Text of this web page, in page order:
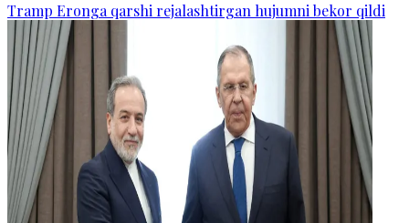
Tramp Eronga qarshi rejalashtirgan hujumni bekor qildi